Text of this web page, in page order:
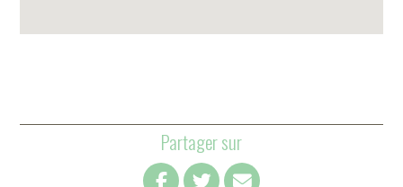
Partager sur